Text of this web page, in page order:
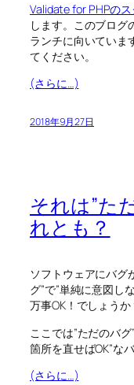
Validate for PHPの
します。このブログ
ランチに向いていま
てください。
(さらに…)
2018年9月27日
それは”た
れとも？
ソフトウェアにバグ
グ”で”単純に意図し
万事OK！でしょうか
ここでは”ただのバ
箇所を直せばOK”な
(さらに…)